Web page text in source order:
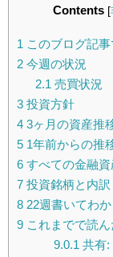
Contents [
1 このブログ記
2 今週の状況
2.1 売買状況
3 投資方針
4 3ヶ月の資産推
5 1年前からの推
6 すべての金融資
7 投資銘柄と内訳
8 22週書いてわ
9 これまでで読ん
9.0.1 共有: